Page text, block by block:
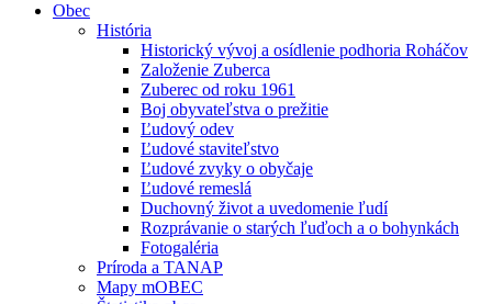
Obec
História
Historický vývoj a osídlenie podhoria Roháčov
Založenie Zuberca
Zuberec od roku 1961
Boj obyvateľstva o prežitie
Ľudový odev
Ľudové staviteľstvo
Ľudové zvyky o obyčaje
Ľudové remeslá
Duchovný život a uvedomenie ľudí
Rozprávanie o starých ľuďoch a o bohynkách
Fotogaléria
Príroda a TANAP
Mapy mOBEC